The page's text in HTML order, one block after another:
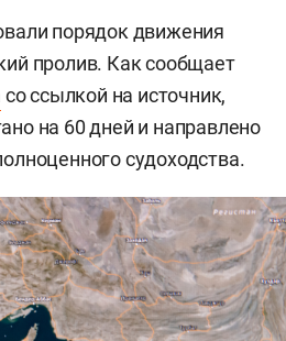
порядок движения
пролив. Как сообщает
со ссылкой на источник,
на 60 дней и направлено
судоходства.